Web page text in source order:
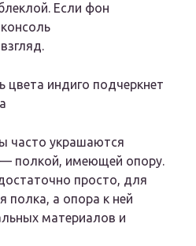
Если фон
цвета индиго подчеркнет
часто украшаются
полкой, имеющей опору.
просто, для
полка, а опора к ней
материалов и